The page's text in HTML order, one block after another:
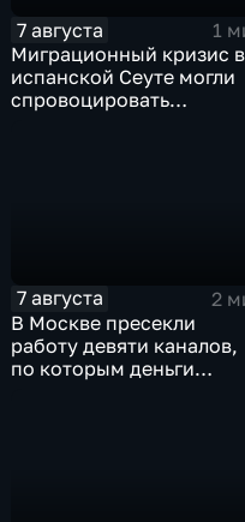
7 августа
1
Миграционный кризис в
испанской Сеуте могли
спровоцировать
7 августа
2
В Москве пресекли
работу девяти каналов,
по которым деньги